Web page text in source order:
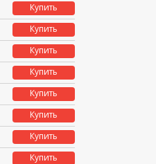
Купить
Купить
Купить
Купить
Купить
Купить
Купить
Купить